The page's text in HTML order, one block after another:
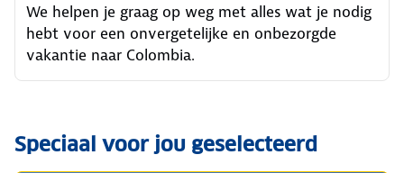
We helpen je graag op weg met alles wat je nodig
hebt voor een onvergetelijke en onbezorgde
vakantie naar Colombia.
Speciaal voor jou geselecteerd